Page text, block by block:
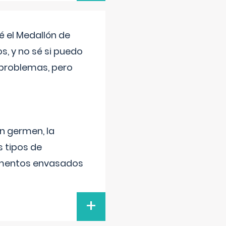
el Medallón de
y no sé si puedo
pero
germen, la
tipos de
envasados
+